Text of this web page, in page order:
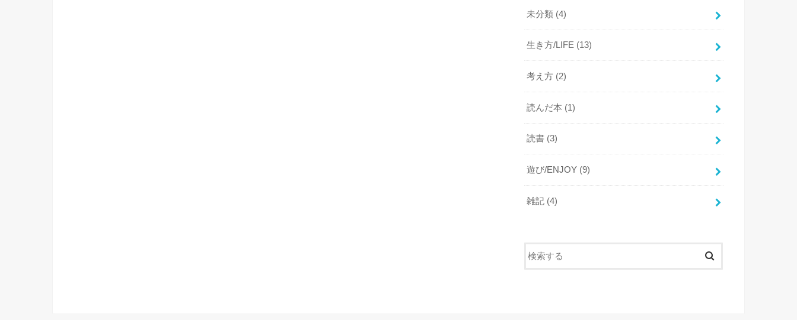
未分類 (4)
生き方/LIFE (13)
考え方 (2)
読んだ本 (1)
読書 (3)
遊び/ENJOY (9)
雑記 (4)